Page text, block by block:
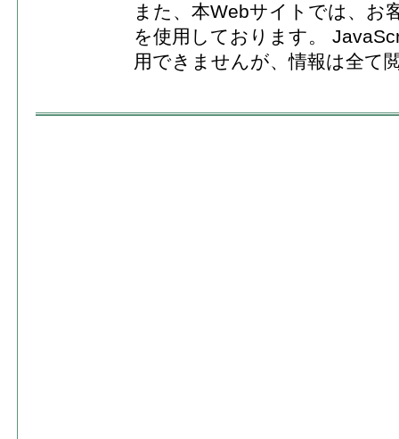
また、本Webサイトでは、お
を使用しております。
用できませんが、情報は全て